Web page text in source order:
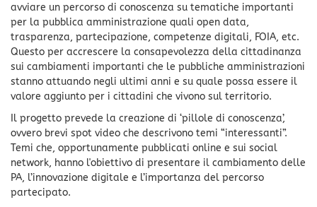
avviare un percorso di conoscenza su tematiche importanti
per la pubblica amministrazione quali open data,
trasparenza, partecipazione, competenze digitali, FOIA, etc.
Questo per accrescere la consapevolezza della cittadinanza
sui cambiamenti importanti che le pubbliche amministrazioni
stanno attuando negli ultimi anni e su quale possa essere il
valore aggiunto per i cittadini che vivono sul territorio.
Il progetto prevede la creazione di ‘pillole di conoscenza’,
ovvero brevi spot video che descrivono temi “interessanti”.
Temi che, opportunamente pubblicati online e sui social
network, hanno l'obiettivo di presentare il cambiamento delle
PA, l’innovazione digitale e l’importanza del percorso
partecipato.